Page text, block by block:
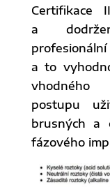
Certifikace
a
a to
vhodného
postupu
brusných a
fázového